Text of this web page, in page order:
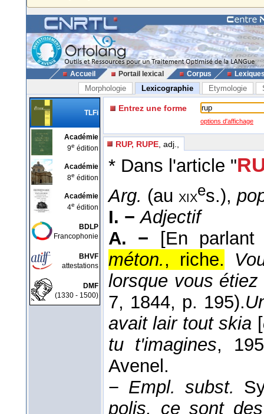
Accueil Portail lexical Corpus
Morphologie Lexicographie Etymologie
TLFi
Académie
9e édition
Académie
8e édition
Académie
4e édition
BDLP
Francophonie
BHVF
attestations
DMF
(1330 - 1500)
Entrez une forme
options d'affichage
RUP, RUPE , adj.,
* Dans l'article "
Arg. (au xixes.),
I. − Adjectif
A. −
[En parlant
méton., riche.
lorsque vous étiez
7, 1844, p. 195).
avait lair tout skia [
tu t'imagines,
Avenel.
− Empl. subst.
polis, ce sont